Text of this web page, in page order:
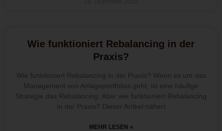
Wie funktioniert Rebalancing in der
Praxis?
Wie funktioniert Rebalancing in der Praxis? Wenn es um das
Management von Anlageportfolios geht, ist eine häufige
Strategie das Rebalancing. Aber wie funktioniert Rebalancing
in der Praxis? Dieser Artikel nähert
MEHR LESEN »